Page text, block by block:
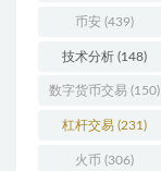
(196)
币安 (439)
技术分析 (148)
数字货币交易 (150)
杠杆交易 (231)
火币 (306)